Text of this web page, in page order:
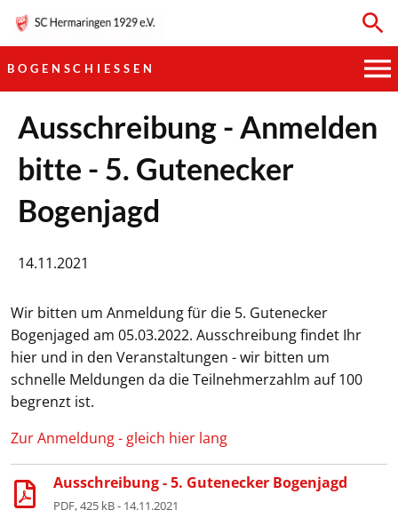
BOGENSCHIESSEN
HAUPTVEREIN
SPORTKEGELN
FUSSBALL
BOGENSCHIESSEN
Ausschreibung - Anmelden
bitte - 5. Gutenecker
Bogenjagd
14.11.2021
Wir bitten um Anmeldung für die 5. Gutenecker
Bogenjaged am 05.03.2022. Ausschreibung findet Ihr
hier und in den Veranstaltungen - wir bitten um
schnelle Meldungen da die Teilnehmerzahlm auf 100
begrenzt ist.
Zur Anmeldung - gleich hier lang
Ausschreibung - 5. Gutenecker Bogenjagd
PDF, 425 kB - 14.11.2021